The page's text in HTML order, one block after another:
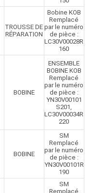
TROUSSE DE
RÉPARATION
Bobine KOB
Remplacé
par le numéro
de pièce :
LC30V00028R
160
BOBINE
ENSEMBLE
BOBINE KOB
Remplacé
par le numéro
de pièce :
YN30V00101
S201,
LC30V00034R
220
BOBINE
SM
Remplacé
par le numéro
de pièce :
YN30V00101R
190
SM
Remplacé